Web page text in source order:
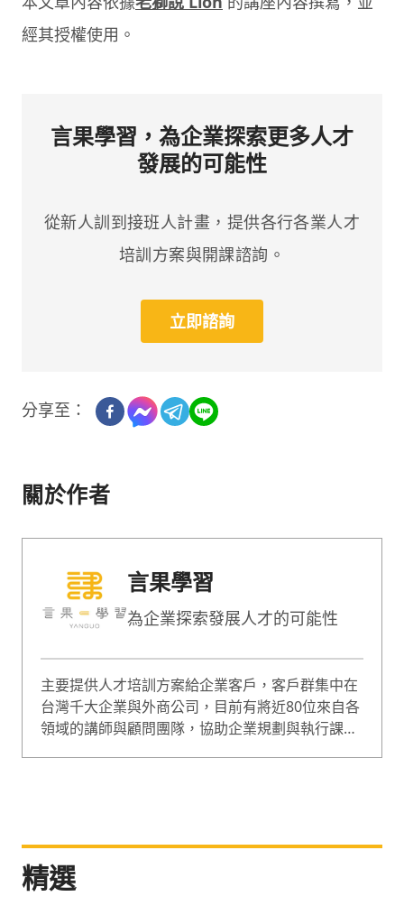
經其授權使用。
言果學習，為企業探索更多人才
發展的可能性
從新人訓到接班人計畫，提供各行各業人才
培訓方案與開課諮詢。
立即諮詢
分享至：
關於作者
言果學習
為企業探索發展人才的可能性
主要提供人才培訓方案給企業客戶，客戶群集中在
台灣千大企業與外商公司，目前有將近80位來自各
領域的講師與顧問團隊，協助企業規劃與執行課
精選